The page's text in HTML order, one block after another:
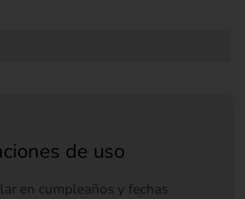
de uso
en cumpleaños y fechas